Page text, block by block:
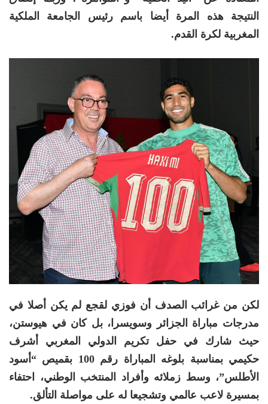
النتيجة هذه المرة أيضا باسم رئيس الجامعة الملكية
المغربية لكرة القدم.
لكن من غرائب الصدف أن فوزي لقجع لم يكن أصلا في
مدرجات مباراة الجزائر وسويسرا، بل كان في هيوستن،
حيث شارك في حفل تكريم الدولي المغربي أشرف
حكيمي بمناسبة بلوغه المباراة رقم 100 بقميص “أسود
الأطلس”، وسط زملائه وأفراد المنتخب الوطني، احتفاء
بمسيرة لاعب عالمي وتشجيعا له على مواصلة التألق.